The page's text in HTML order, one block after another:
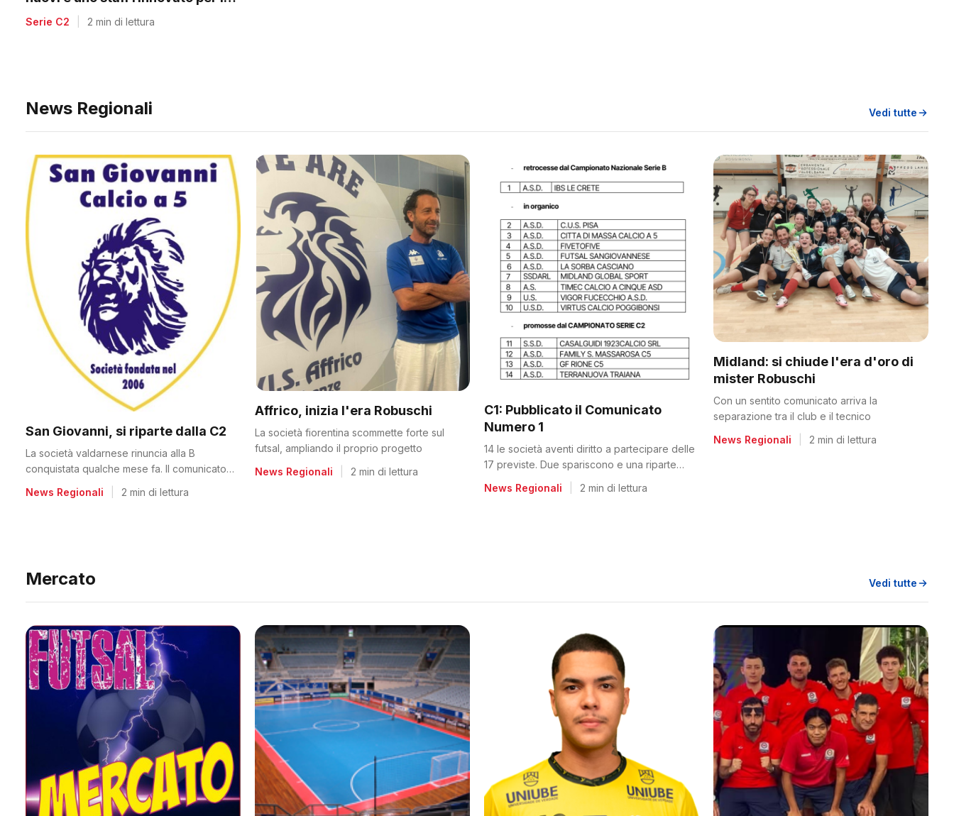
C2
Serie C2 2 min di lettura
News Regionali Vedi tutte
San Giovanni, si riparte dalla C2
La società valdarnese rinuncia alla B
conquistata qualche mese fa. Il comunicato
News Regionali 2 min di lettura
Affrico, inizia l'era Robuschi
La società fiorentina scommette forte sul
futsal, ampliando il proprio progetto
News Regionali
2 min di lettura
C1: Pubblicato il Comunicato
Numero 1
14 le società aventi diritto a partecipare delle
17 previste. Due spariscono e una riparte
News Regionali 2 min di lettura
Midland: si chiude l'era d'oro di
mister Robuschi
Con un sentito comunicato arriva la
separazione tra il club e il tecnico
News Regionali
2 min di lettura
Mercato Vedi tutte